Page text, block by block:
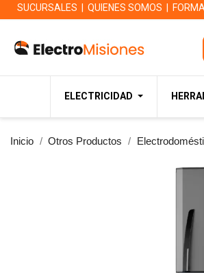
SUCURSALES QUIENES SOMOS
ELECTRICIDAD
Inicio Otros Productos